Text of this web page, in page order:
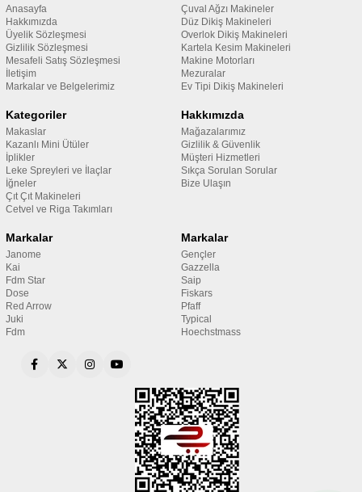
Anasayfa
Hakkımızda
Üyelik Sözleşmesi
Gizlilik Sözleşmesi
Mesafeli Satış Sözleşmesi
İletişim
Markalar ve Belgelerimiz
Çuval Ağzı Makineler
Düz Dikiş Makineleri
Overlok Dikiş Makineleri
Kartela Kesim Makineleri
Makine Motorları
Mezuralar
Ev Tipi Dikiş Makineleri
Kategoriler
Makaslar
Kazanlı Mini Ütüler
İplikler
Leke Spreyleri ve İlaçlar
İğneler
Çıt Çıt Makineleri
Cetvel ve Riga Takımları
Hakkımızda
Mağazalarımız
Gizlilik & Güvenlik
Müşteri Hizmetleri
Sıkça Sorulan Sorular
Bize Ulaşın
Markalar
Janome
Kai
Fdm Star
Dose
Red Arrow
Juki
Fdm
Markalar
Gençler
Gazzella
Saip
Fiskars
Pfaff
Typical
Hoechstmass